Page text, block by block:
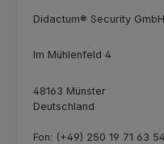
Didactum® Security GmbH
Im Mühlenfeld 4
48163 Münster
Deutschland
Fon: (+49) 250 19 71 63